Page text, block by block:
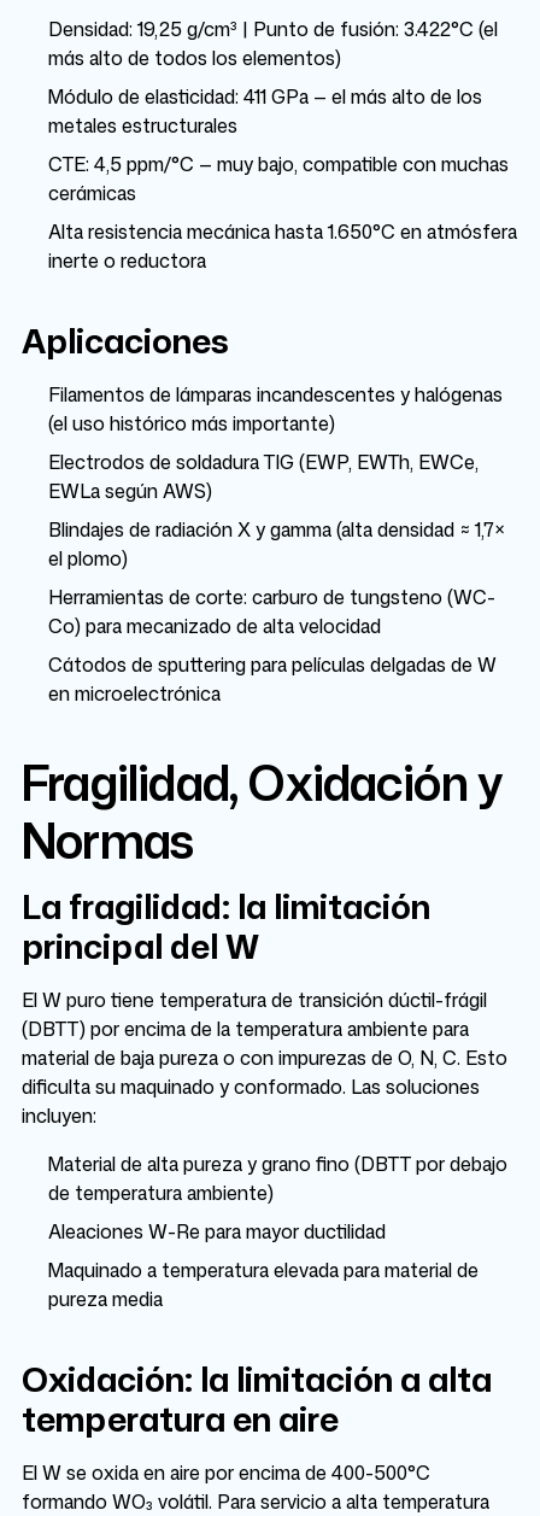
Densidad: 19,25 g/cm³ | Punto de fusión: 3.422°C (el
más alto de todos los elementos)
Módulo de elasticidad: 411 GPa — el más alto de los
metales estructurales
CTE: 4,5 ppm/°C — muy bajo, compatible con muchas
cerámicas
Alta resistencia mecánica hasta 1.650°C en atmósfera
inerte o reductora
Aplicaciones
Filamentos de lámparas incandescentes y halógenas
(el uso histórico más importante)
Electrodos de soldadura TIG (EWP, EWTh, EWCe,
EWLa según AWS)
Blindajes de radiación X y gamma (alta densidad ≈ 1,7×
el plomo)
Herramientas de corte: carburo de tungsteno (WC-
Co) para mecanizado de alta velocidad
Cátodos de sputtering para películas delgadas de W
en microelectrónica
Fragilidad, Oxidación y
Normas
La fragilidad: la limitación
principal del W
El W puro tiene temperatura de transición dúctil-frágil
(DBTT) por encima de la temperatura ambiente para
material de baja pureza o con impurezas de O, N, C. Esto
dificulta su maquinado y conformado. Las soluciones
incluyen:
Material de alta pureza y grano fino (DBTT por debajo
de temperatura ambiente)
Aleaciones W-Re para mayor ductilidad
Maquinado a temperatura elevada para material de
pureza media
Oxidación: la limitación a alta
temperatura en aire
El W se oxida en aire por encima de 400-500°C
formando WO₃ volátil. Para servicio a alta temperatura